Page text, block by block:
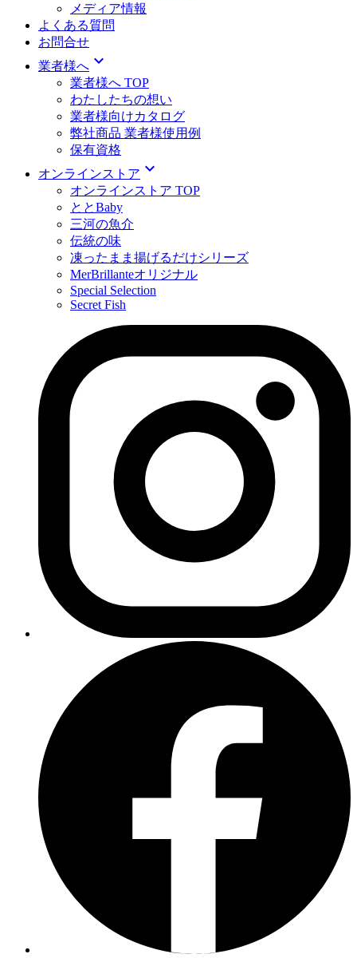
メディア情報
よくある質問
お問合せ
業者様へ expand_more
業者様へ TOP
わたしたちの想い
業者様向けカタログ
弊社商品 業者様使用例
保有資格
オンラインストア expand_more
オンラインストア TOP
ととBaby
三河の魚介
伝統の味
凍ったまま揚げるだけシリーズ
MerBrillanteオリジナル
Special Selection
Secret Fish